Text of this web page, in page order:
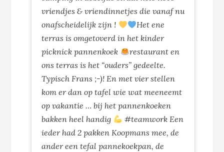
vriendjes & vriendinnetjes die vanaf nu
onafscheidelijk zijn !
Het ene
terras is omgetoverd in het kinder
picknick pannenkoek
restaurant en
ons terras is het “ouders” gedeelte.
Typisch Frans ;-)! En met vier stellen
kom er dan op tafel wie wat meeneemt
op vakantie … bij het pannenkoeken
bakken heel handig
#teamwork Een
ieder had 2 pakken Koopmans mee, de
ander een tefal pannekoekpan, de